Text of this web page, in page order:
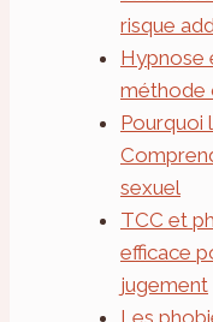
risque
Hypnose
méthode
Pourquoi
sexuel
TCC et
efficace
jugement
Les